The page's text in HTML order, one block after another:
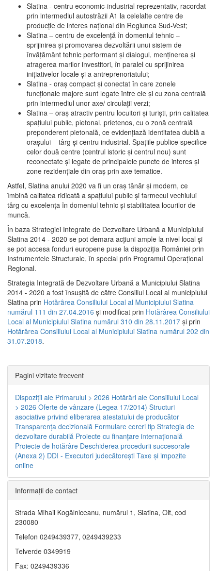
Slatina - centru economic-industrial reprezentativ, racordat
prin intermediul autostrăzii A1 la celelalte centre de
producţie de interes naţional din Regiunea Sud-Vest;
Slatina – centru de excelenţă în domeniul tehnic –
sprijinirea şi promovarea dezvoltării unui sistem de
învăţământ tehnic performant şi dialogul, menţinerea şi
atragerea marilor investitori, în paralel cu sprijinirea
iniţiativelor locale şi a antreprenoriatului;
Slatina - oraş compact şi conectat în care zonele
funcţionale majore sunt legate între ele şi cu zona centrală
prin intermediul unor axe/ circulații verzi;
Slatina – oraş atractiv pentru locuitori şi turişti, prin calitatea
spaţiului public, pietonal, prietenos, cu o zonă centrală
preponderent pietonală, ce evidenţiază identitatea dublă a
oraşului – târg şi centru industrial. Spaţiile publice specifice
celor două centre (centrul istoric şi centrul nou) sunt
reconectate şi legate de principalele puncte de interes şi
zone rezidenţiale din oraş prin axe tematice.
Astfel, Slatina anului 2020 va fi un oraş tânăr şi modern, ce
îmbină calitatea ridicată a spaţiului public şi farmecul vechiului
târg cu excelenţa în domeniul tehnic şi stabilitatea locurilor de
muncă.
În baza Strategiei Integrate de Dezvoltare Urbană a Municipiului
Slatina 2014 - 2020 se pot demara acţiuni ample la nivel local şi
se pot accesa fonduri europene puse la dispoziţia României prin
Instrumentele Structurale, în special prin Programul Operațional
Regional.
Strategia Integrată de Dezvoltare Urbană a Municipiului Slatina
2014 - 2020 a fost însuşită de către Consiliul Local al municipiului
Slatina prin Hotărârea Consiliului Local al Municipiului Slatina
numărul 111 din 27.04.2016 și modificat prin Hotărârea Consiliului
Local al Municipiului Slatina numărul 310 din 28.11.2017 și prin
Hotărârea Consiliului Local al Municipiului Slatina numărul 202 din
31.07.2018.
Pagini vizitate frecvent
Dispoziţii ale Primarului > 2026 Hotărâri ale Consiliului Local
> 2026 Oferte de vânzare (Legea 17/2014) Structuri
asociative privind eliberarea atestatului de producător
Transparenţa decizională Formulare cereri tip Strategia de
dezvoltare durabilă Proiecte cu finanţare internaţională
Proiecte de hotărâre Deschiderea procedurii succesorale
(Anexa 2) DDI - Executori judecătorești Taxe şi impozite
online
Informaţii de contact
Strada Mihail Kogălniceanu, numărul 1, Slatina, Olt, cod
230080
Telefon 0249439377, 0249439233
Telverde 0349919
Fax: 0249439336